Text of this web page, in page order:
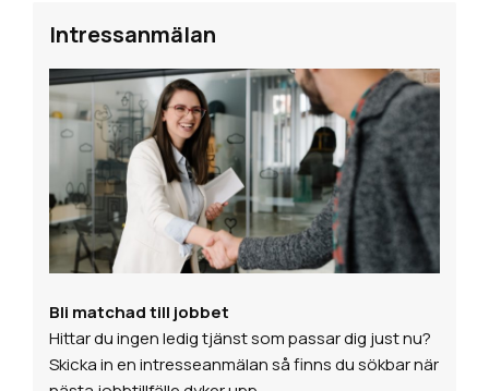
Intressanmälan
Bli matchad till jobbet
Hittar du ingen ledig tjänst som passar dig just nu?
Skicka in en intresseanmälan så finns du sökbar när